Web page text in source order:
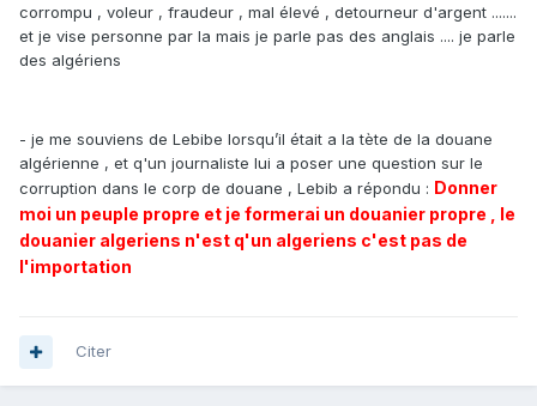
corrompu , voleur , fraudeur , mal élevé , detourneur d'argent .......
et je vise personne par la mais je parle pas des anglais .... je parle
des algériens
- je me souviens de Lebibe lorsqu’il était a la tète de la douane
algérienne , et q'un journaliste lui a poser une question sur le
corruption dans le corp de douane , Lebib a répondu : Donner
moi un peuple propre et je formerai un douanier propre , le
douanier algeriens n'est q'un algeriens c'est pas de
l'importation
Citer